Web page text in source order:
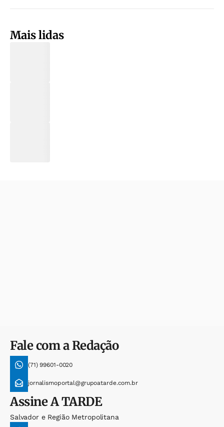
Mais lidas
Fale com a Redação
(71) 99601-0020
jornalismoportal@grupoatarde.com.br
AssineA TARDE
Salvador e Região Metropolitana